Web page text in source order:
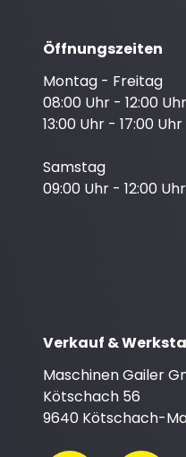
Öffnungszeiten
Montag - Freitag
08:00 Uhr - 12:00 Uhr
13:00 Uhr - 17:00 Uhr
Samstag
09:00 Uhr - 12:00 Uhr
Verkauf &
Maschinen Gailer
Kötschach 56
9640 Kötschach-